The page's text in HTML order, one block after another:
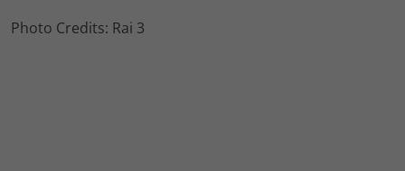
Photo Credits: Rai 3